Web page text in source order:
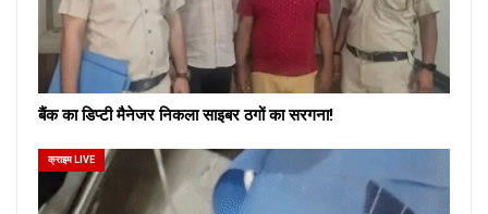
बैंक का डिप्टी मैनेजर निकला साइबर ठगों का सरगना!
क्राइम LIVE